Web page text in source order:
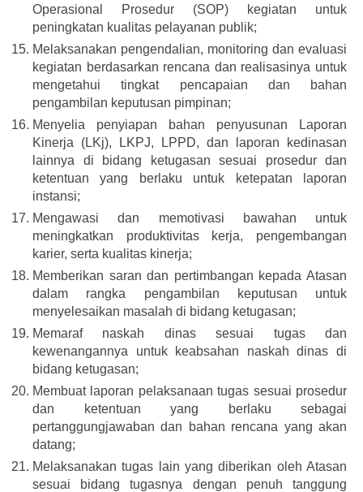
Operasional Prosedur (SOP) kegiatan untuk
peningkatan kualitas pelayanan publik;
Melaksanakan pengendalian, monitoring dan evaluasi
kegiatan berdasarkan rencana dan realisasinya untuk
mengetahui tingkat pencapaian dan bahan
pengambilan keputusan pimpinan;
Menyelia penyiapan bahan penyusunan Laporan
Kinerja (LKj), LKPJ, LPPD, dan laporan kedinasan
lainnya di bidang ketugasan sesuai prosedur dan
ketentuan yang berlaku untuk ketepatan laporan
instansi;
Mengawasi dan memotivasi bawahan untuk
meningkatkan produktivitas kerja, pengembangan
karier, serta kualitas kinerja;
Memberikan saran dan pertimbangan kepada Atasan
dalam rangka pengambilan keputusan untuk
menyelesaikan masalah di bidang ketugasan;
Memaraf naskah dinas sesuai tugas dan
kewenangannya untuk keabsahan naskah dinas di
bidang ketugasan;
Membuat laporan pelaksanaan tugas sesuai prosedur
dan ketentuan yang berlaku sebagai
pertanggungjawaban dan bahan rencana yang akan
datang;
Melaksanakan tugas lain yang diberikan oleh Atasan
sesuai bidang tugasnya dengan penuh tanggung